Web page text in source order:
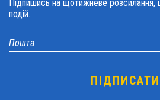
Підпишись на щотижневе розсилання,
подій.